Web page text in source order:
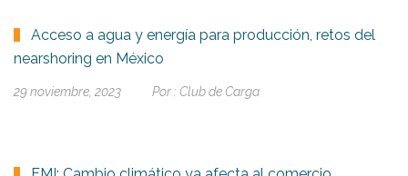
Acceso a agua y energía para producción, retos del
nearshoring en México
29 noviembre, 2023 Por : Club de Carga